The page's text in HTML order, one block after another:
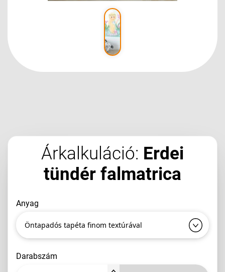
Árkalkuláció: Erdei
tündér falmatrica
anyag
Öntapadós tapéta finom textúrával
darabszám